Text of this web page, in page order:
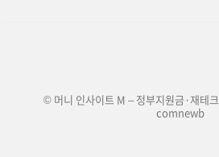
© 머니 인사이트 M – 정부지원금·재테
comnewb